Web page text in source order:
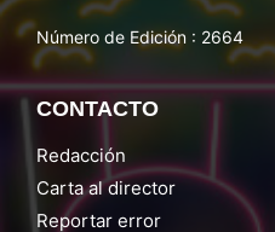
Número de Edición : 2664
CONTACTO
Redacción
Carta al director
Reportar error